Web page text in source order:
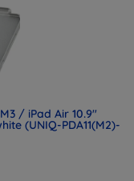
/ iPad Air 10.9"
(UNIQ-PDA11(M2)-